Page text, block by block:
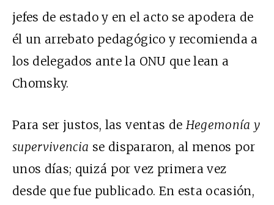
jefes de estado y en el acto se apodera de
él un arrebato pedagógico y recomienda a
los delegados ante la ONU que lean a
Chomsky.
Para ser justos, las ventas de Hegemonía y
supervivencia se dispararon, al menos por
unos días; quizá por vez primera vez
desde que fue publicado. En esta ocasión,